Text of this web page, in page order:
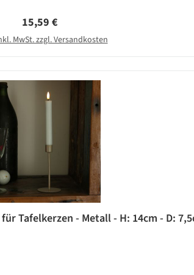
Regulärer Preis:
15,59 €
MwSt. zzgl. Versandkosten
Tafelkerzen - Metall - H: 14cm - D: